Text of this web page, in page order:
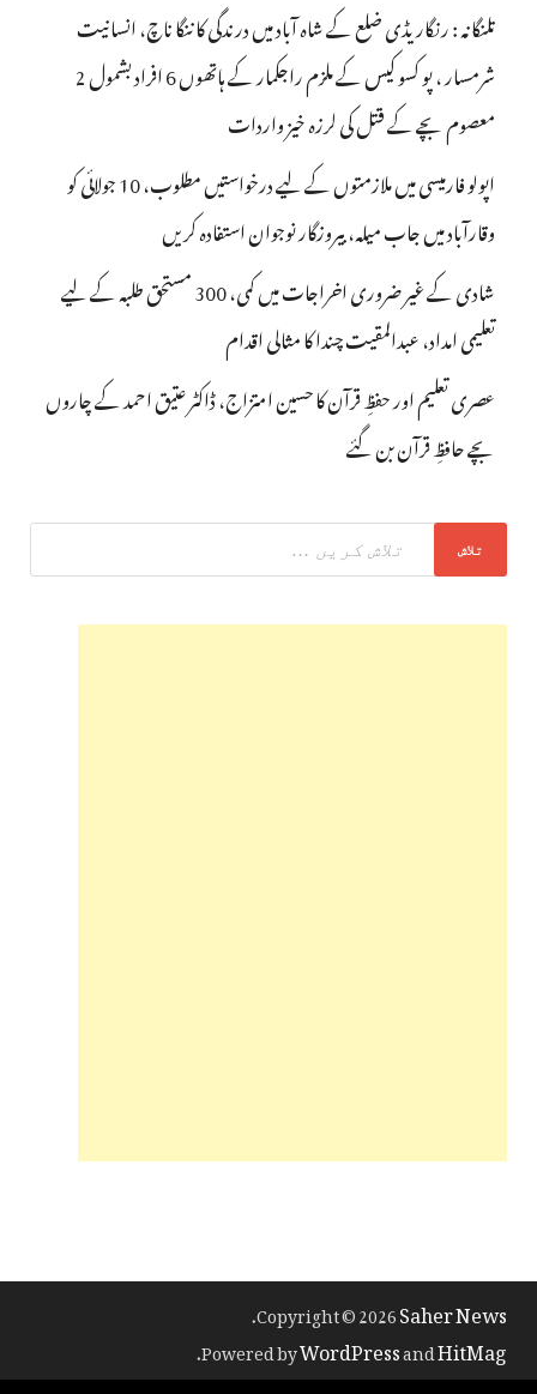
تلنگانہ : رنگاریڈی ضلع کے شاہ آباد میں درندگی کا ننگا ناچ، انسانیت
شرمسار ، پو کسو کیس کے ملزم راجکمار کے ہاتھوں 6 افراد بشمول 2
معصوم بچے کے قتل کی لرزہ خیز واردات
اپولو فارمیسی میں ملازمتوں کے لیے درخواستیں مطلوب، 10 جولائی کو
وقارآباد میں جاب میلہ، بیروزگار نوجوان استفادہ کریں
شادی کے غیر ضروری اخراجات میں کمی، 300 مستحق طلبہ کے لیے
تعلیمی امداد، عبدالمقیت چندا کا مثالی اقدام
عصری تعلیم اور حفظِ قرآن کا حسین امتزاج، ڈاکٹر عتیق احمد کے چاروں
بچے حافظِ قرآن بن گئے
Copyright © 2026Saher News
.
Powered byWordPressandHitMag
.